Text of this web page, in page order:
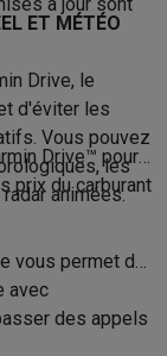
avec des éco-
électro
ET MÉTÉO
Drive, le
d'éviter les
Vous pouvez
les
animées.
Drive™ pour
prix du carburant
vous permet de
avec
des appels